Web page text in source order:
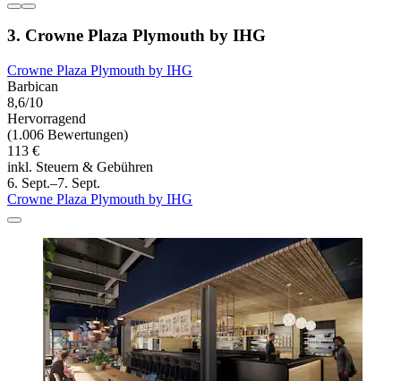
3. Crowne Plaza Plymouth by IHG
Crowne Plaza Plymouth by IHG
Barbican
8,6/10
Hervorragend
(1.006 Bewertungen)
113 €
inkl. Steuern & Gebühren
6. Sept.–7. Sept.
Crowne Plaza Plymouth by IHG